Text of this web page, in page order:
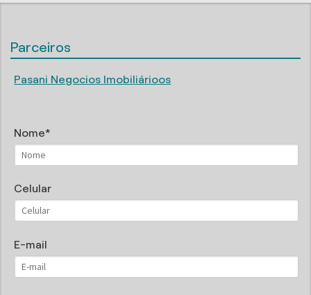
Parceiros
Pasani Negocios Imobiliárioos
Nome
Celular
E-mail